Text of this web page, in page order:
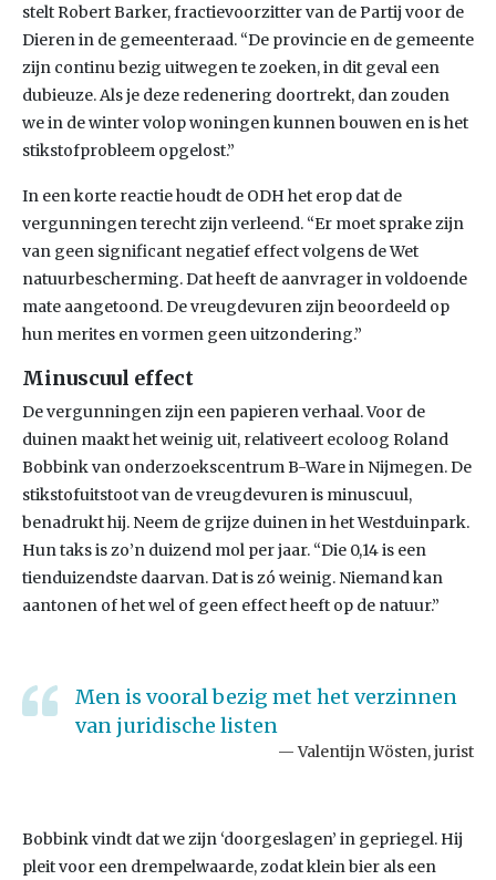
stelt Robert Barker, fractievoorzitter van de Partij voor de
Dieren in de gemeenteraad. “De provincie en de gemeente
zijn continu bezig uitwegen te zoeken, in dit geval een
dubieuze. Als je deze redenering doortrekt, dan zouden
we in de winter volop woningen kunnen bouwen en is het
stikstofprobleem opgelost.”
In een korte reactie houdt de ODH het erop dat de
vergunningen terecht zijn verleend. “Er moet sprake zijn
van geen significant negatief effect volgens de Wet
natuurbescherming. Dat heeft de aanvrager in voldoende
mate aangetoond. De vreugdevuren zijn beoordeeld op
hun merites en vormen geen uitzondering.”
Minuscuul effect
De vergunningen zijn een papieren verhaal. Voor de
duinen maakt het weinig uit, relativeert ecoloog Roland
Bobbink van onderzoekscentrum B-Ware in Nijmegen. De
stikstofuitstoot van de vreugdevuren is minuscuul,
benadrukt hij. Neem de grijze duinen in het Westduinpark.
Hun taks is zo’n duizend mol per jaar. “Die 0,14 is een
tienduizendste daarvan. Dat is zó weinig. Niemand kan
aantonen of het wel of geen effect heeft op de natuur.”
Men is vooral bezig met het verzinnen
van juridische listen
Valentijn Wösten, jurist
Bobbink vindt dat we zijn ‘doorgeslagen’ in gepriegel. Hij
pleit voor een drempelwaarde, zodat klein bier als een